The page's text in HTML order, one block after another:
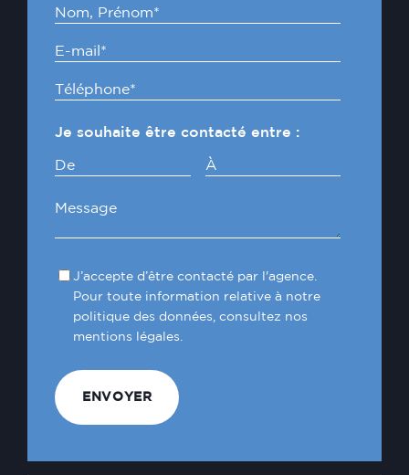
Je souhaite être contacté entre :
De À
J’accepte d’être contacté par l'agence.
Pour toute information relative à notre
politique des données, consultez nos
mentions légales.